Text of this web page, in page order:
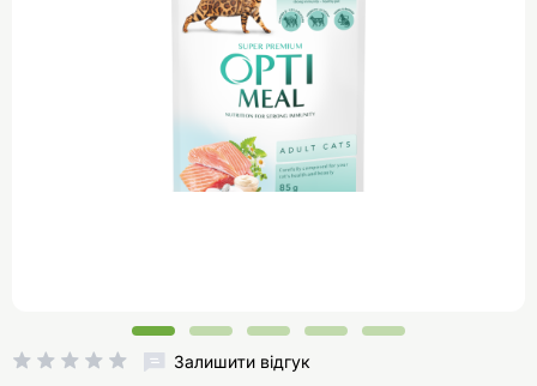
Залишити відгук